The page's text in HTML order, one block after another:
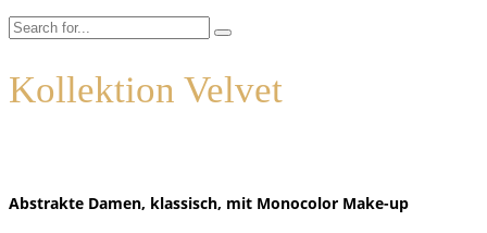
Kollektion Velvet
Abstrakte Damen, klassisch, mit Monocolor Make-up